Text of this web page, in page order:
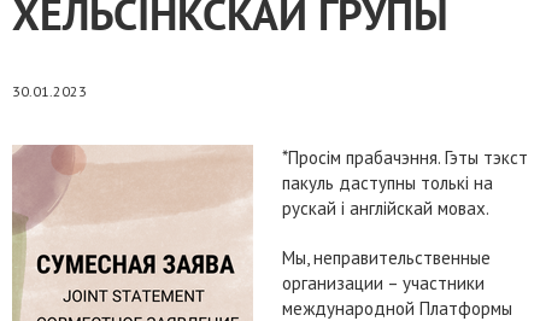
ХЕЛЬСІНКСКАЙ ГРУПЫ
30.01.2023
*Просім прабачэння. Гэты тэкст
пакуль даступны толькі на
рускай і англійскай мовах.
Мы, неправительственные
организации – участники
международной Платформы